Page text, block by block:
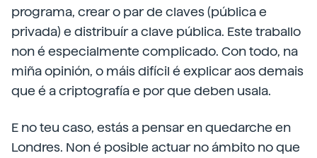
programa, crear o par de claves (pública e
privada) e distribuír a clave pública. Este traballo
non é especialmente complicado. Con todo, na
miña opinión, o máis difícil é explicar aos demais
que é a criptografía e por que deben usala.
E no teu caso, estás a pensar en quedarche en
Londres. Non é posible actuar no ámbito no que